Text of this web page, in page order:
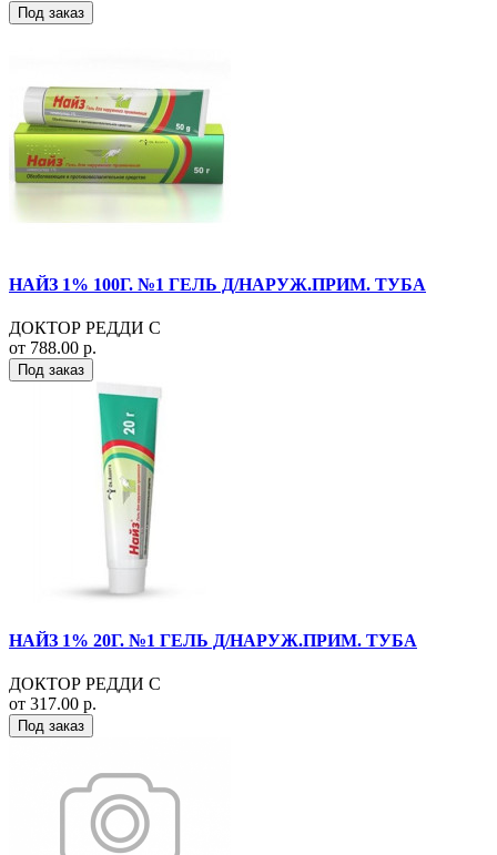
Под заказ
НАЙЗ 1% 100Г. №1 ГЕЛЬ Д/НАРУЖ.ПРИМ. ТУБА
ДОКТОР РЕДДИ С
от 788.00 р.
Под заказ
НАЙЗ 1% 20Г. №1 ГЕЛЬ Д/НАРУЖ.ПРИМ. ТУБА
ДОКТОР РЕДДИ С
от 317.00 р.
Под заказ